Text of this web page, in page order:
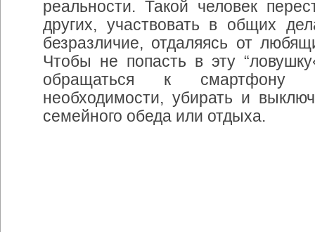
реальности.Такой человек
других, участвовать в общих
безразличие, отдаляясь от
Чтобы не попасть в эту “ловушку
обращаться
к смартфону
необходимости,убирать и
семейного обеда или отдыха.